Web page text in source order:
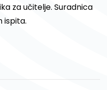
za učitelje. Suradnica
ispita.